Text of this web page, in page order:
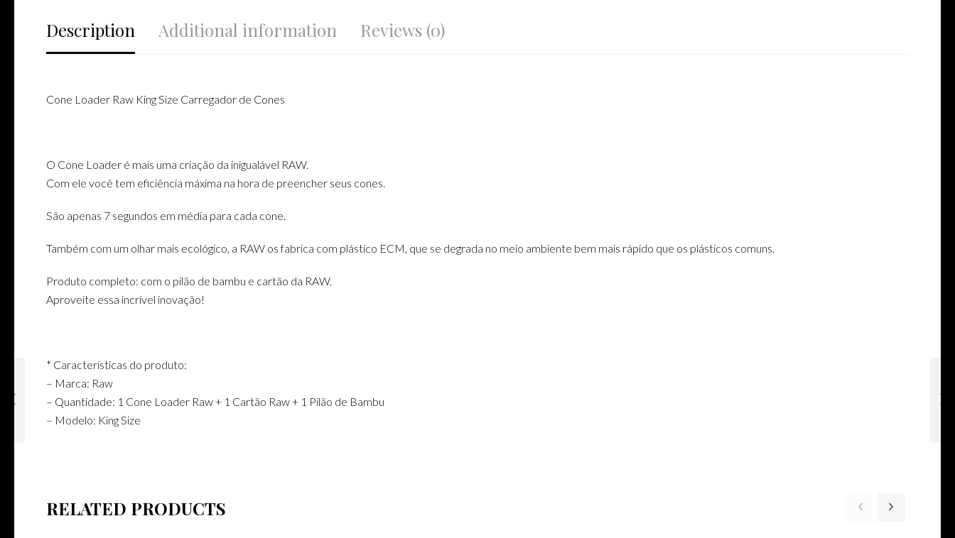
Description Additional information Reviews (0)
Cone Loader Raw King Size Carregador de Cones
O Cone Loader é mais uma criação da inigualável RAW.
Com ele você tem eficiência máxima na hora de preencher seus cones.
São apenas 7 segundos em média para cada cone.
Também com um olhar mais ecológico, a RAW os fabrica com plástico ECM, que se degrada no meio ambiente bem mais rápido que os plásticos comuns.
Produto completo: com o pilão de bambu e cartão da RAW.
Aproveite essa incrível inovação!
* Características do produto:
– Marca: Raw
– Quantidade: 1 Cone Loader Raw + 1 Cartão Raw + 1 Pilão de Bambu
– Modelo: King Size
RELATED PRODUCTS